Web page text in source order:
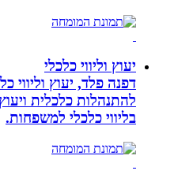
יעוץ וליווי כלכלי
דפנה פלד, יעוץ וליווי
בליווי כלכלי למשפחות.